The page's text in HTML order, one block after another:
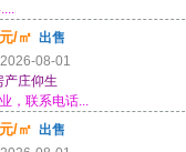
/㎡ 出售
2026-08-01
产庄仰生
，联系电话...
/㎡ 出售